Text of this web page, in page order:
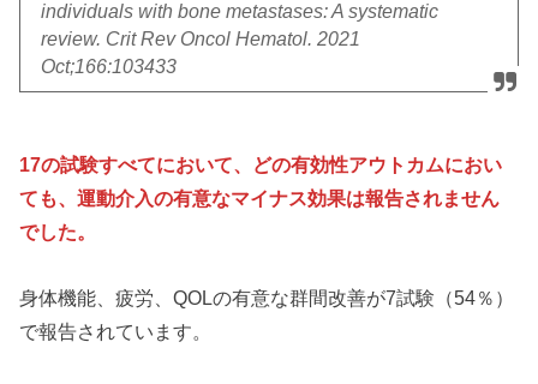
individuals with bone metastases: A systematic
review. Crit Rev Oncol Hematol. 2021
Oct;166:103433
17の試験すべてにおいて、どの有効性アウトカムにおい
ても、運動介入の有意なマイナス効果は報告されません
でした。
身体機能、疲労、QOLの有意な群間改善が7試験（54％）
で報告されています。